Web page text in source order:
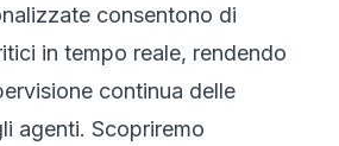
consentono di
in tempo reale, rendendo
continua delle
agenti. Scopriremo